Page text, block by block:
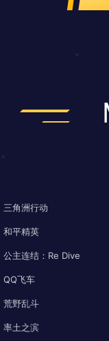
三角洲行动
和平精英
公主连结：Re Dive
QQ飞车
荒野乱斗
率土之滨